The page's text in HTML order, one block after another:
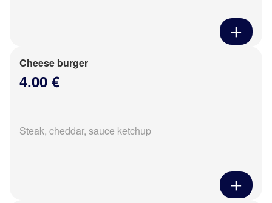
Cheese burger
4.00 €
Steak, cheddar, sauce ketchup